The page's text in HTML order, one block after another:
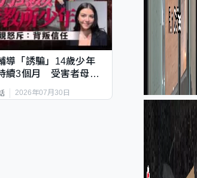
導「誘騙」14歲少年
續3個月 受害者母：
2026年07月30日